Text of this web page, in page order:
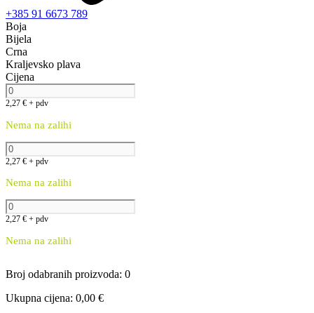
+385 91 6673 789
Boja
Bijela
Crna
Kraljevsko plava
Cijena
2,27 € + pdv
Nema na zalihi
2,27 € + pdv
Nema na zalihi
2,27 € + pdv
Nema na zalihi
Broj odabranih proizvoda: 0
Ukupna cijena: 0,00 €